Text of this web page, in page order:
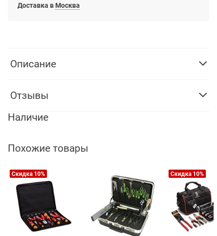
Доставка в Москва
Описание
Отзывы
Наличие
Похожие товары
Скидка 10% Скидка 10%